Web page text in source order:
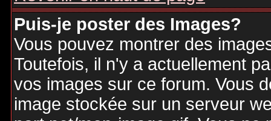
Puis-je poster des Images?
Vous pouvez montrer des
Toutefois, il n'y a actuellement
vos images sur ce forum. Vous
image stockée sur un serveur